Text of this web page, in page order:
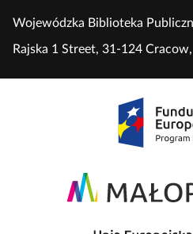
Wojewódzka Biblioteka
Rajska 1 Street, 31-124